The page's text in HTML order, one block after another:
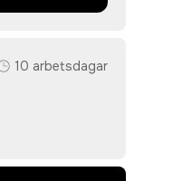
10 arbetsdagar